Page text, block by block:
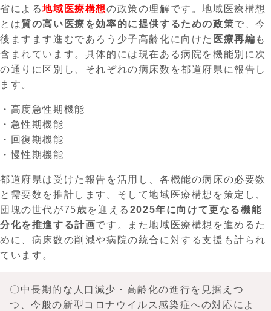
省による地域医療構想の政策の理解です。地域医療構想
とは質の高い医療を効率的に提供するための政策で、今
後ますます進むであろう少子高齢化に向けた 医療再編 も
含まれています。具体的には現在ある病院を機能別に次
の通りに区別し、それぞれの病床数を都道府県に報告し
ます。
・高度急性期機能
・急性期機能
・回復期機能
・慢性期機能
都道府県は受けた報告を活用し、各機能の病床の必要数
と需要数を推計します。そして地域医療構想を策定し、
団塊の世代が75歳を迎える 2025年に向けて更なる機能
分化を推進する計画です。また地域医療構想を進めるた
めに、病床数の削減や病院の統合に対する支援も計られ
ています。
〇中長期的な人口減少・高齢化の進行を見据えつ
つ、今般の新型コロナウイルス感染症への対応によ